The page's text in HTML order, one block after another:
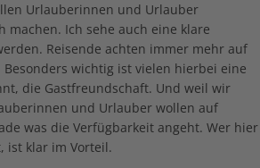
Urlauberinnen und Urlauber
Ich sehe auch eine klare
Reisende achten immer mehr auf
wichtig ist vielen hierbei eine
die Gastfreundschaft. Und weil wir
und Urlauber wollen auf
was die Verfügbarkeit angeht. Wer hier
ist klar im Vorteil.